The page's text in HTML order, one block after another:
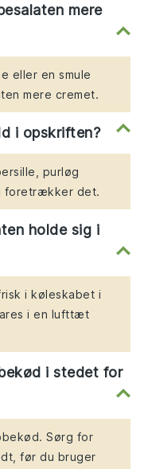
mere
eller en smule
mere cremet.
i opskriften?
purløg
foretrækker det.
holde sig i
i køleskabet i
i en lufttæt
i stedet for
Sørg for
før du bruger